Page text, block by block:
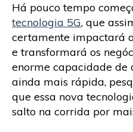
Há pouco tempo
tecnologia 5G, que
certamente impactará
e transformará os
enorme capacidade de
ainda mais rápida,
que essa nova
salto na corrida por